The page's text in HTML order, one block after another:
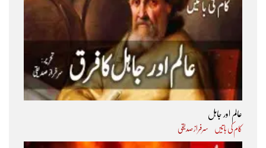
عالم اور جاہل
کام کی باتیں سرفراز صدیقی